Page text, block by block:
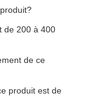
de 200 à 400
de ce
produit est de